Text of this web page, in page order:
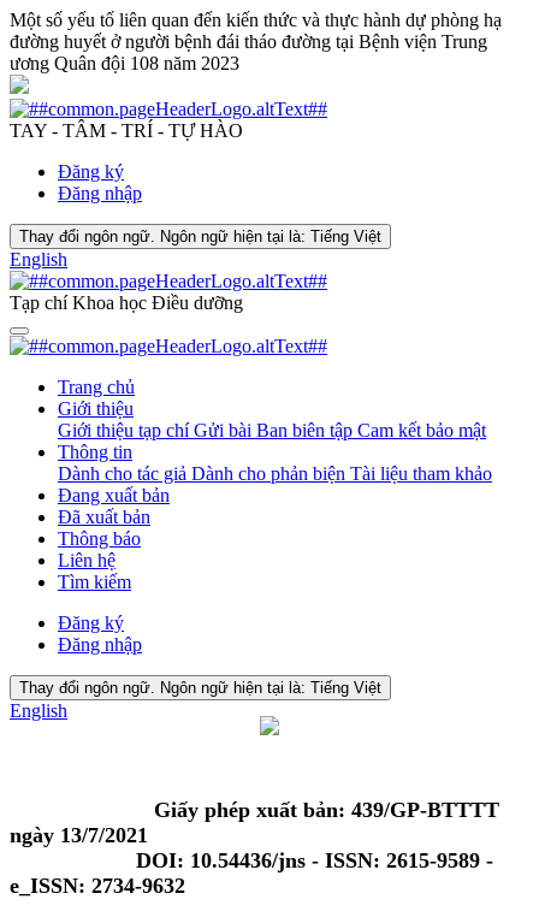
Một số yếu tố liên quan đến kiến thức và thực hành dự phòng hạ
đường huyết ở người bệnh đái tháo đường tại Bệnh viện Trung
ương Quân đội 108 năm 2023
TAY - TÂM - TRÍ - TỰ HÀO
Đăng ký
Đăng nhập
Thay đổi ngôn ngữ. Ngôn ngữ hiện tại là: Tiếng Việt
English
Tạp chí Khoa học Điều dưỡng
Trang chủ
Giới thiệu
Giới thiệu tạp chíGửi bài Ban biên tập Cam kết bảo mật
Thông tin
Dành cho tác giả Dành cho phản biện Tài liệu tham khảo
Đang xuất bản
Đã xuất bản
Thông báo
Liên hệ
Tìm kiếm
Đăng ký
Đăng nhập
Thay đổi ngôn ngữ. Ngôn ngữ hiện tại là: Tiếng Việt
English
Giấy phép xuất bản: 439/GP-BTTTT
ngày 13/7/2021
DOI: 10.54436/jns - ISSN: 2615-9589 -
e_ISSN: 2734-9632